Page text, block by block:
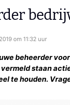
RSS
om 11:32 uur
beheerder
staan
te houden.